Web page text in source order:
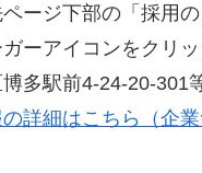
ージ下部の「採用
ーアイコンをクリ
博多駅前4-24-20-301
詳細はこちら（企業